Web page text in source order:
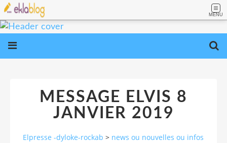
MENU
MESSAGE ELVIS 8
JANVIER 2019
Elpresse -dyloke-rockab > news ou nouvelles ou infos